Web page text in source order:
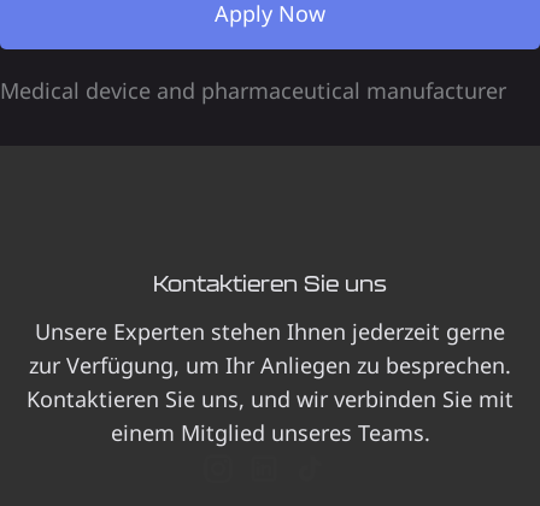
Apply Now
Medical device and pharmaceutical manufacturer
Kontaktieren Sie uns
Unsere Experten stehen Ihnen jederzeit gerne
zur Verfügung, um Ihr Anliegen zu besprechen.
Kontaktieren Sie uns, und wir verbinden Sie mit
einem Mitglied unseres Teams.